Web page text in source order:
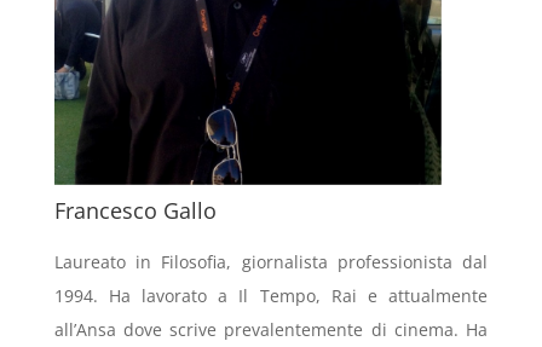
Francesco Gallo
Laureato in Filosofia, giornalista professionista dal
1994. Ha lavorato a Il Tempo, Rai e attualmente
all’Ansa dove scrive prevalentemente di cinema. Ha